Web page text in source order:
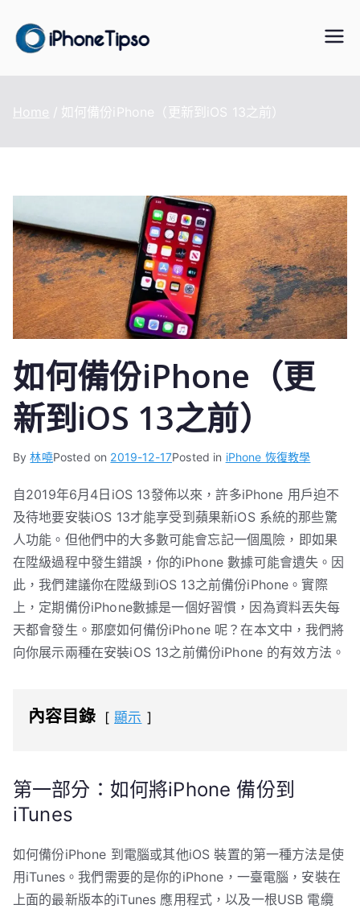
content
o
救援軟體
Home 如何備份iPhone（更新到iOS 13之前）
如何備份iPhone（更
新到iOS 13之前）
By林嘵Posted on 2019-12-17Posted in iPhone 恢復教學
自2019年6月4日iOS 13發佈以來，許多iPhone 用戶迫不
及待地要安裝iOS 13才能享受到蘋果新iOS 系統的那些驚
人功能。但他們中的大多數可能會忘記一個風險，即如果
在陞級過程中發生錯誤，你的iPhone 數據可能會遺失。因
此，我們建議你在陞級到iOS 13之前備份iPhone。實際
上，定期備份iPhone數據是一個好習慣，因為資料丟失每
天都會發生。那麼如何備份iPhone 呢？在本文中，我們將
向你展示兩種在安裝iOS 13之前備份iPhone 的有效方法。
內容目錄 顯示
第一部分：如何將iPhone 備份到
iTunes
如何備份iPhone 到電腦或其他iOS 裝置的第一種方法是使
用iTunes。我們需要的是你的iPhone，一臺電腦，安裝在
上面的最新版本的iTunes 應用程式，以及一根USB 電纜